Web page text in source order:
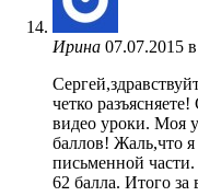
Ирина 07.07.2015
четко
видео уроки. Моя
баллов! Жаль,что
письменной
62 балла. Итого за